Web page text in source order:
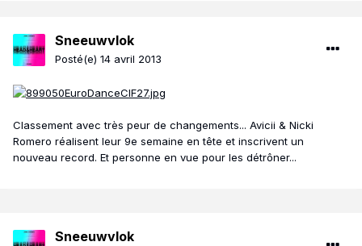
Sneeuwvlok
Posté(e) 14 avril 2013
Classement avec très peur de changements... Avicii & Nicki
Romero réalisent leur 9e semaine en tête et inscrivent un
nouveau record. Et personne en vue pour les détrôner...
Sneeuwvlok